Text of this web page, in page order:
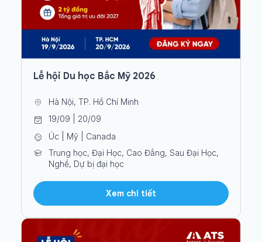
Lễ hội Du học Bắc Mỹ 2026
Hà Nội, TP. Hồ Chí Minh
19/09 | 20/09
Úc | Mỹ | Canada
Trung học, Đại Học, Cao Đẳng, Sau Đại Học,
Nghề, Dự bị đại học
Xem chi tiết